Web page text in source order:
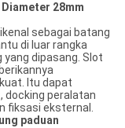
28mm
sebagai batang
di luar rangka
dipasang. Slot
Itu dapat
docking peralatan
fiksasi eksternal.
paduan